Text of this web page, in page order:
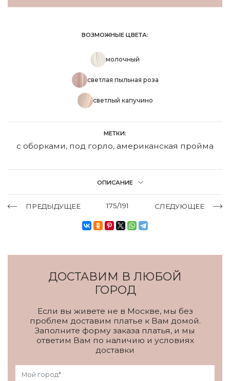
ВОЗМОЖНЫЕ ЦВЕТА:
молочный
светлая пыльная роза
светлый капучино
МЕТКИ:
с оборками, под горло, американская пройма
ОПИСАНИЕ
ПРЕДЫДУЩЕЕ 175/191 СЛЕДУЮЩЕЕ
ДОСТАВИМ В ЛЮБОЙ
ГОРОД
Если вы живете не в Москве, мы без
проблем доставим платье к Вам домой.
Заполните форму заказа платья, и мы
ответим Вам по наличию и условиях
доставки